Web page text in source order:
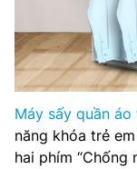
Máy sấy quần
năng khóa trẻ
hai phím “Chống